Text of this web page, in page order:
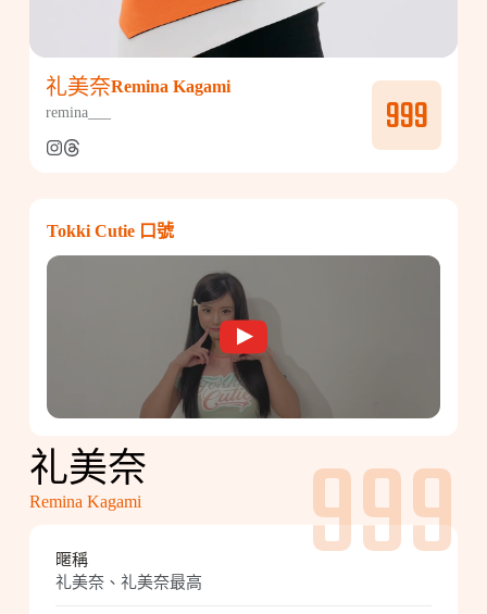
礼美奈Remina Kagami
remina___ 999
Tokki Cutie 口號
礼美奈
Remina Kagami 999
暱稱
礼美奈、礼美奈最高